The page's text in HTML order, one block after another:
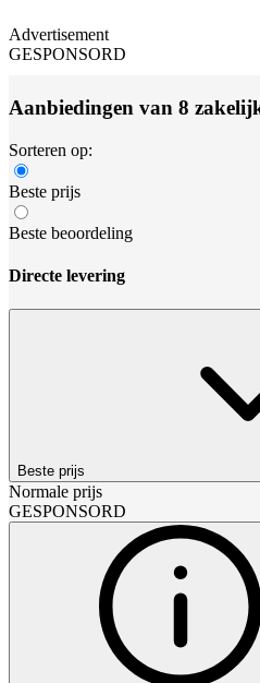
Advertisement
GESPONSORD
Aanbiedingen van 8
Sorteren op:
Beste prijs
Beste beoordeling
Directe levering
Beste prijs
Normale prijs
GESPONSORD